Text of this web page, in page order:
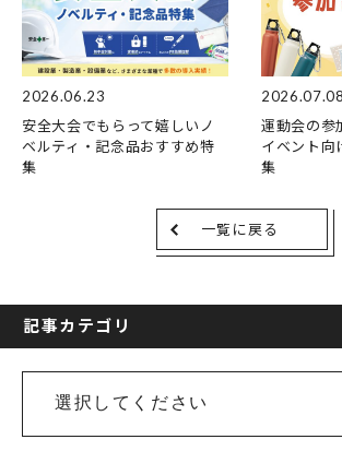
2026.06.23
安全大会でもらって嬉しいノ
ベルティ・記念品おすすめ特
集
一覧に戻る
2026.07.08
運動会の参
イベント向
集
記事カテゴリ